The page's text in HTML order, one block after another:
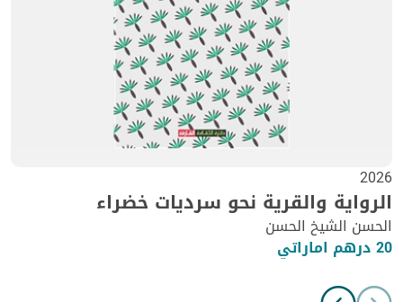
2026
الرواية والقرية نحو سرديات خضراء
الحسن الشيخ الحسن
20 درهم اماراتي